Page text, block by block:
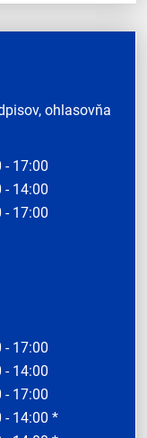
ohlasovňa
- 17:00
- 14:00
- 17:00
- 17:00
- 14:00
- 17:00
- 14:00 *